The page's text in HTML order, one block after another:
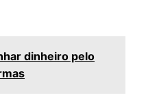
dinheiro pelo